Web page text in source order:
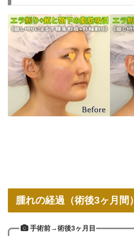
腫れの経過（術後3ヶ月間）
手術前→術後3ヶ月目